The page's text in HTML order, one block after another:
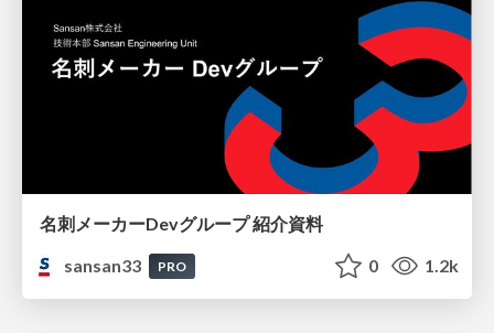
名刺メーカーDevグループ 紹介資料
sansan33
PRO 0 1.2k